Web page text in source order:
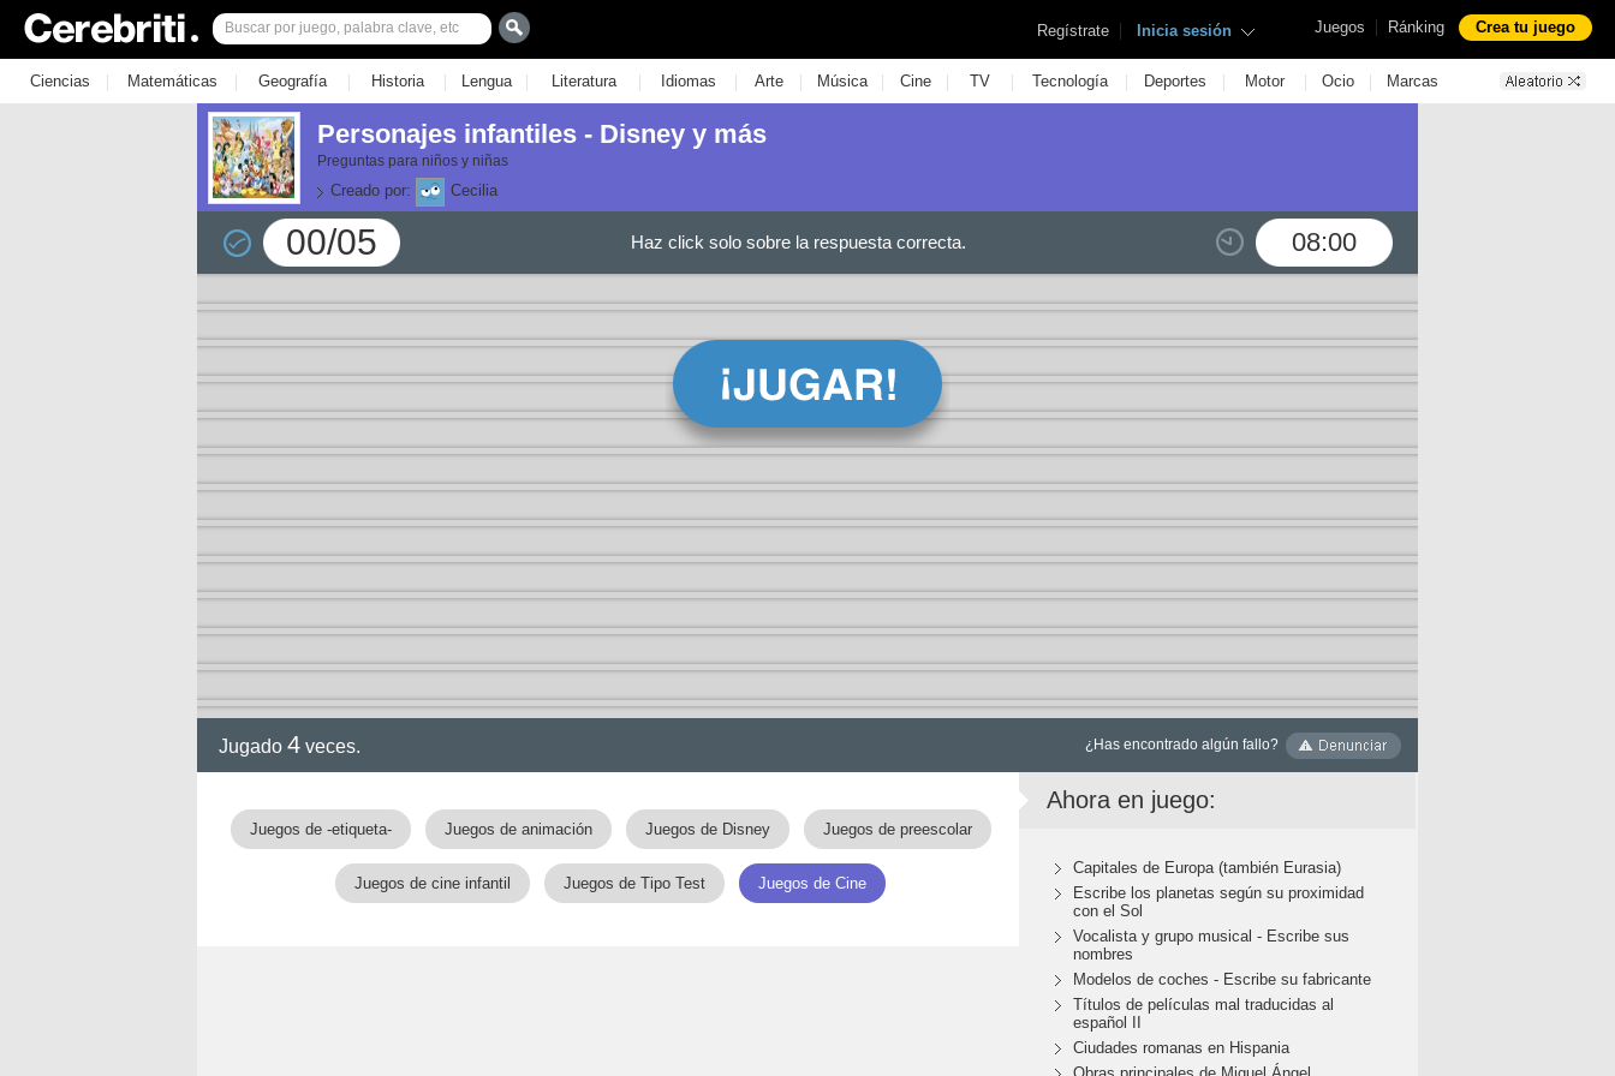
Juegos | Ránking Crea tu juego
Regístrate | Inicia sesión
Ciencias | Matemáticas | Geografía | Historia | Lengua | Literatura | Idiomas | Arte | Música | Cine | TV | Tecnología | Deportes | Motor | Ocio | Marcas
Personajes infantiles - Disney y más
Preguntas para niños y niñas
Creado por: Cecilia
00/05 08:00
Haz click solo sobre la respuesta correcta.
Jugado 4 veces. ¿Has encontrado algún fallo?
Juegos de -etiqueta- Juegos de animación Juegos de Disney Juegos de preescolar
Juegos de cine infantil Juegos de Tipo Test Juegos de Cine
Ahora en juego:
Capitales de Europa (también Eurasia)
Escribe los planetas según su proximidad
con el Sol
Vocalista y grupo musical - Escribe sus
nombres
Modelos de coches - Escribe su fabricante
Títulos de películas mal traducidas al
español II
Ciudades romanas en Hispania